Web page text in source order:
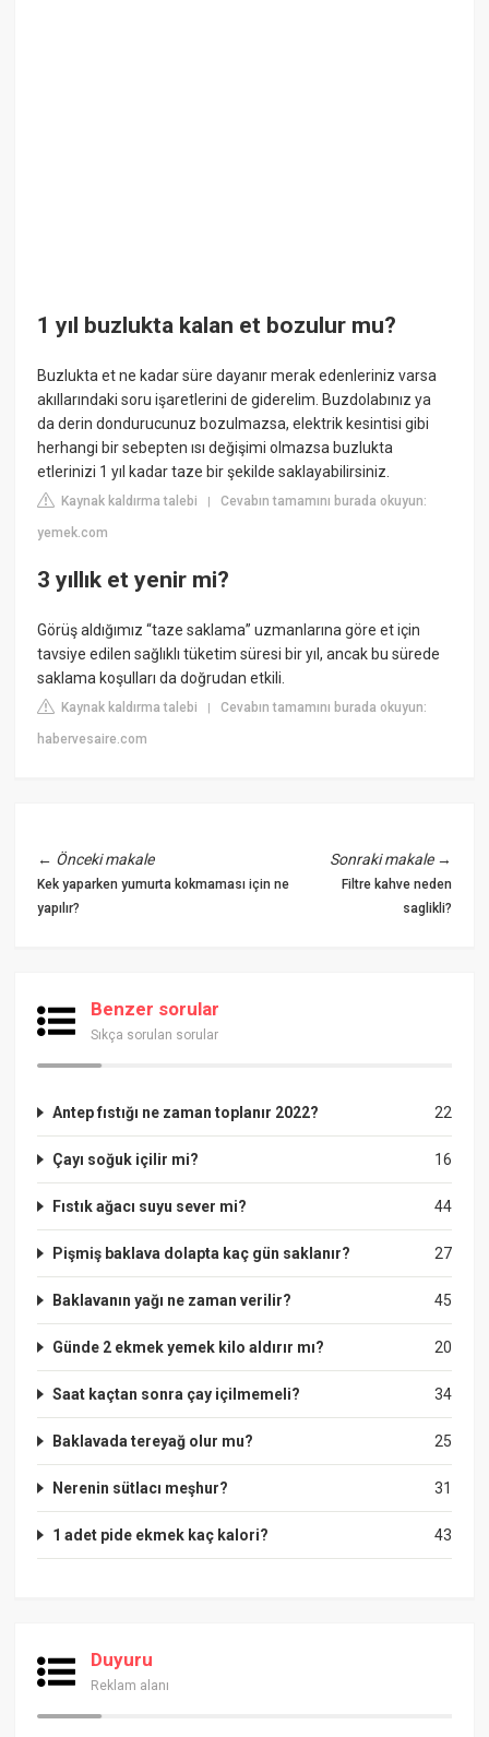
1 yıl buzlukta kalan et bozulur mu?
Buzlukta et ne kadar süre dayanır merak edenleriniz varsa
akıllarındaki soru işaretlerini de giderelim. Buzdolabınız ya
da derin dondurucunuz bozulmazsa, elektrik kesintisi gibi
herhangi bir sebepten ısı değişimi olmazsa buzlukta
etlerinizi 1 yıl kadar taze bir şekilde saklayabilirsiniz.
Kaynak kaldırma talebi |Cevabın tamamını burada okuyun:
yemek.com
3 yıllık et yenir mi?
Görüş aldığımız “taze saklama” uzmanlarına göre et için
tavsiye edilen sağlıklı tüketim süresi bir yıl, ancak bu sürede
saklama koşulları da doğrudan etkili.
Kaynak kaldırma talebi |Cevabın tamamını burada okuyun:
habervesaire.com
← Önceki makale
Kek yaparken yumurta kokmaması için ne
yapılır?
Sonraki makale→
Filtre kahve neden
saglikli?
Benzer sorular
Sıkça sorulan sorular
22
Antep fıstığı ne zaman toplanır 2022?
16
Çayı soğuk içilir mi?
44
Fıstık ağacı suyu sever mi?
27
Pişmiş baklava dolapta kaç gün saklanır?
45
Baklavanın yağı ne zaman verilir?
20
Günde 2 ekmek yemek kilo aldırır mı?
34
Saat kaçtan sonra çay içilmemeli?
25
Baklavada tereyağ olur mu?
31
Nerenin sütlacı meşhur?
43
1 adet pide ekmek kaç kalori?
Duyuru
Reklam alanı